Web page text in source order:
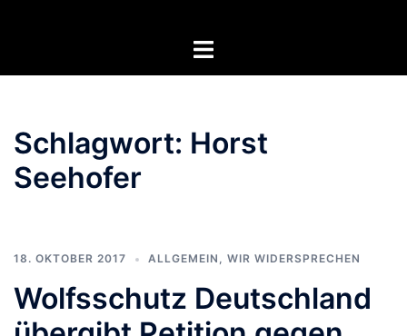
Menü
Schlagwort: Horst
Seehofer
18. OKTOBER 2017 ALLGEMEIN , WIR WIDERSPRECHEN
Wolfsschutz Deutschland